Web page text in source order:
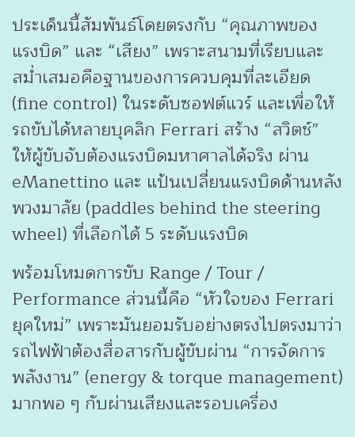
ประเด็นนี้สัมพันธ์โดยตรงกับ “คุณภาพของ
แรงบิด” และ “เสียง” เพราะสนามที่เรียบและ
สม่ำเสมอคือฐานของการควบคุมที่ละเอียด
(fine control) ในระดับซอฟต์แวร์ และเพื่อให้
รถขับได้หลายบุคลิก Ferrari สร้าง “สวิตช์”
ให้ผู้ขับจับต้องแรงบิดมหาศาลได้จริง ผ่าน
eManettino และ แป้นเปลี่ยนแรงบิดด้านหลัง
พวงมาลัย (paddles behind the steering
wheel) ที่เลือกได้ 5 ระดับแรงบิด
พร้อมโหมดการขับ Range / Tour /
Performance ส่วนนี้คือ “หัวใจของ Ferrari
ยุคใหม่” เพราะมันยอมรับอย่างตรงไปตรงมาว่า
รถไฟฟ้าต้องสื่อสารกับผู้ขับผ่าน “การจัดการ
พลังงาน” (energy & torque management)
มากพอ ๆ กับผ่านเสียงและรอบเครื่อง